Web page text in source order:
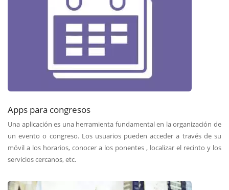
Apps para congresos
Una aplicación es una herramienta fundamental en la organización de
un evento o congreso. Los usuarios pueden acceder a través de su
móvil a los horarios, conocer a los ponentes , localizar el recinto y los
servicios cercanos, etc.